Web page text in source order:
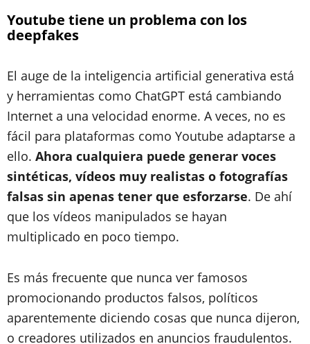
Youtube tiene un problema con los
deepfakes
El auge de la inteligencia artificial generativa está
y herramientas como ChatGPT está cambiando
Internet a una velocidad enorme. A veces, no es
fácil para plataformas como Youtube adaptarse a
ello. Ahora cualquiera puede generar voces
sintéticas, vídeos muy realistas o fotografías
falsas sin apenas tener que esforzarse. De ahí
que los vídeos manipulados se hayan
multiplicado en poco tiempo.
Es más frecuente que nunca ver famosos
promocionando productos falsos, políticos
aparentemente diciendo cosas que nunca dijeron,
o creadores utilizados en anuncios fraudulentos.